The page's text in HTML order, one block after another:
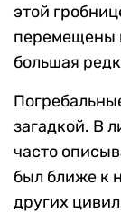
этой
перемещены
большая
загадкой. В
часто
был ближе к
других